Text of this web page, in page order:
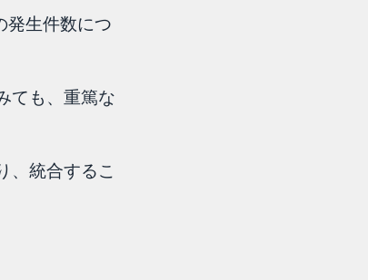
発生件数につ
ても、重篤な
、統合するこ